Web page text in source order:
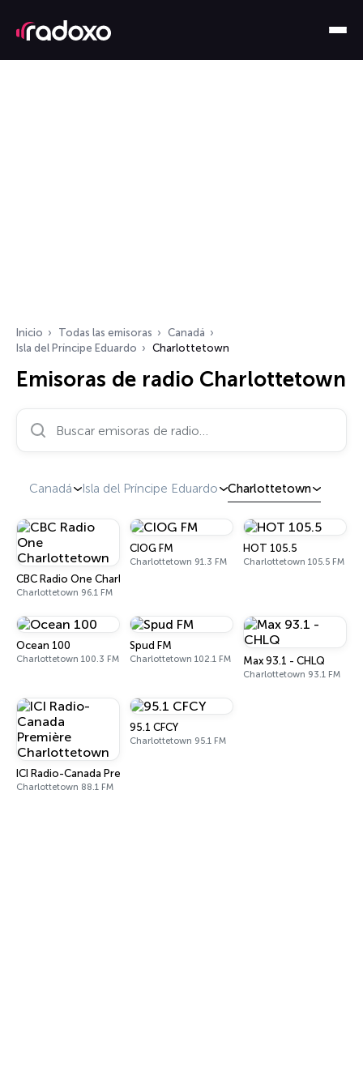
Inicio Todas las emisoras
Canadá
Isla del Príncipe Eduardo
Charlottetown
Emisoras de radio Charlottetown
Canadá Isla del Príncipe Eduardo Charlottetown
CBC Radio One Charlottetown
Charlottetown 96.1 FM
CIOG FM
Charlottetown 91.3 FM
HOT 105.5
Charlottetown 105.5 FM
Ocean 100
Charlottetown 100.3 FM
Spud FM
Charlottetown 102.1 FM Max 93.1 - CHLQ
Charlottetown 93.1 FM
ICI Radio-Canada Première Charlottetown
Charlottetown 88.1 FM
95.1 CFCY
Charlottetown 95.1 FM